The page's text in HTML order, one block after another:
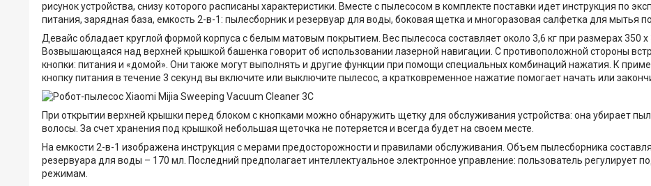
рисунок устройства, снизу которого расписаны характеристики. Вместе с пылесосом в комплекте поставки идет инструкция по
питания, зарядная база, емкость 2-в-1: пылесборник и резервуар для воды, боковая щетка и многоразовая салфетка для мытья
Девайс обладает круглой формой корпуса с белым матовым покрытием. Вес пылесоса составляет около 3,6 кг при размерах 350 х
Возвышающаяся над верхней крышкой башенка говорит об использовании лазерной навигации. С противоположной стороны
кнопки: питания и «домой». Они также могут выполнять и другие функции при помощи специальных комбинаций нажатия. К
кнопку питания в течение 3 секунд вы включите или выключите пылесос, а кратковременное нажатие помогает начать или
При открытии верхней крышки перед блоком с кнопками можно обнаружить щетку для обслуживания устройства: она убирает
волосы. За счет хранения под крышкой небольшая щеточка не потеряется и всегда будет на своем месте.
На емкости 2-в-1 изображена инструкция с мерами предосторожности и правилами обслуживания. Объем пылесборника
резервуара для воды – 170 мл. Последний предполагает интеллектуальное электронное управление: пользователь регулирует
режимам.